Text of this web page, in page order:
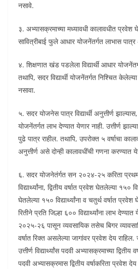
नसावे.
३. अभ्यासक्रमाच्या मध्यावधी कालावधीत प्रवेश
सावित्रीबाई फुले आधार योजनेंतर्गत लाभास
४. शिक्षणात खंड पडलेला विद्यार्थी आधार
तथापि, सदर विद्यार्थी योजनेंतर्गत निश्चित
नसावा.
५. सदर योजनेस पात्र विद्यार्थी अनुत्तीर्ण
योजनेंतर्गत लाभ देण्यात येणार नाही. उत्तीर्ण
पुढे पात्र राहील. तथापि, उपरोक्त ५ वर्षाचा
अनुत्तीर्ण असे दोन्ही कालावधींची गणना करण्यात
६. सदर योजनेतंर्गत सन २०२४-२५ करिता
विद्यार्थ्यांना, द्वितीय वर्षात प्रवेश घेतलेल्या १५०
घेतलेल्या १५० विद्यार्थ्यांना व चतुर्थ वर्षात प्रवेश
रितीने प्रति जिल्हा ६०० विद्यार्थ्यांना लाभ
२०२५-२६ पासून व्यवसायिक तसेच बिगर
वर्षात रिक्त असलेल्या जागांवर प्रवेश देय
उत्तीर्ण विद्यार्थ्यांस पदवी अभ्यासक्रमाच्या
पदवी अभ्यासक्रमास द्वितीय वर्षाकरिता प्रवेश देय